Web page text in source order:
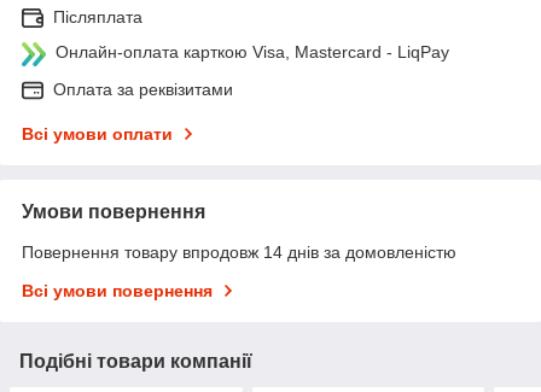
Післяплата
Онлайн-оплата карткою Visa, Mastercard - LiqPay
Оплата за реквізитами
Всі умови оплати
Умови повернення
Повернення товару впродовж 14 днів за домовленістю
Всі умови повернення
Подібні товари компанії